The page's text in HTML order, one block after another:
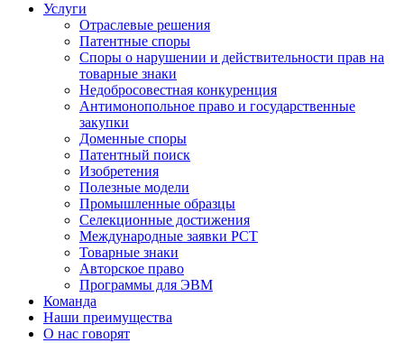
Услуги
Отраслевые решения
Патентные споры
Споры о нарушении и действительности прав на
товарные знаки
Недобросовестная конкуренция
Антимонопольное право и государственные
закупки
Доменные споры
Патентный поиск
Изобретения
Полезные модели
Промышленные образцы
Селекционные достижения
Международные заявки PCT
Товарные знаки
Авторское право
Программы для ЭВМ
Команда
Наши преимущества
О нас говорят